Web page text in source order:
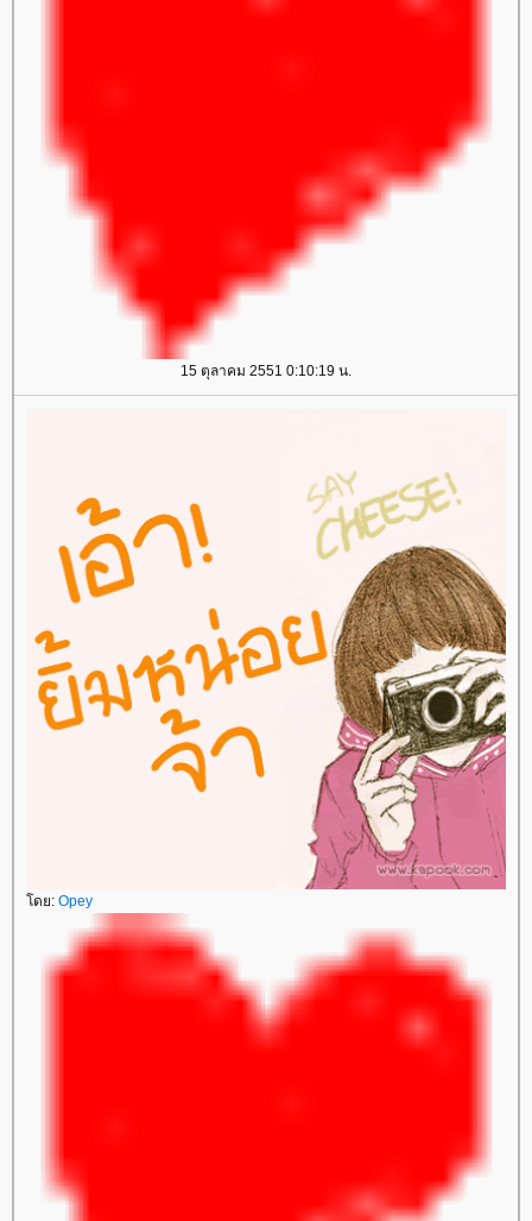
15 ตุลาคม 2551 0:10:19 น.
ดย: Opey